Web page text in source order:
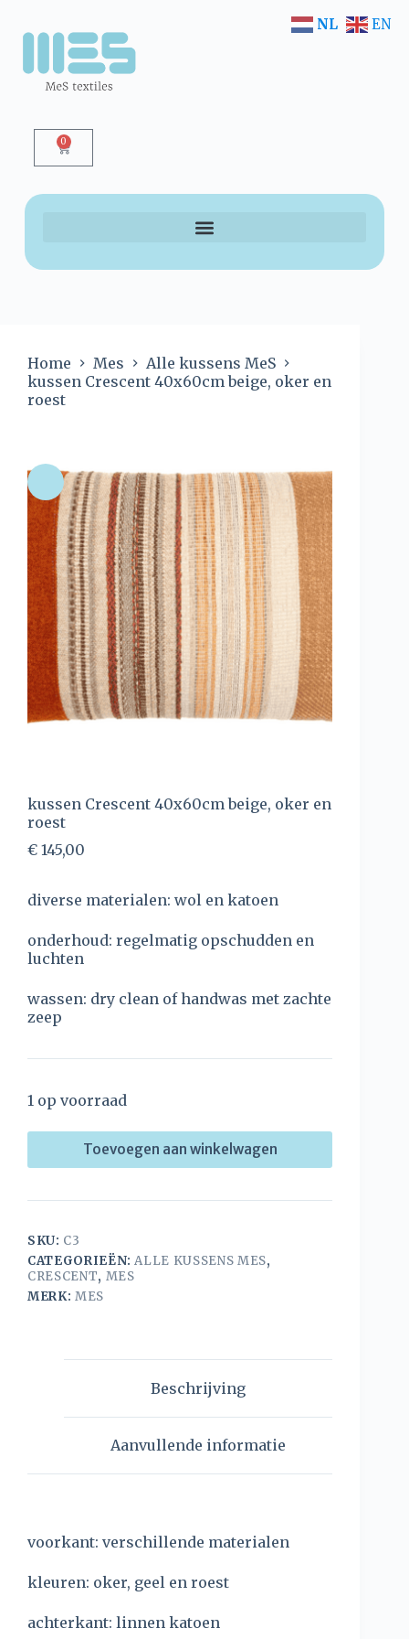
0
Home Mes
Alle kussens MeS
kussen Crescent 40x60cm beige, oker en
roest
kussen Crescent 40x60cm beige, oker en
roest
€ 145,00
diverse materialen: wol en katoen
onderhoud: regelmatig opschudden en
luchten
wassen: dry clean of handwas met zachte
zeep
1 op voorraad
Toevoegen aan winkelwagen
SKU: C3
CATEGORIEËN:ALLE KUSSENS MES,
CRESCENT, MES
MERK: MES
Beschrijving
Aanvullende informatie
voorkant: verschillende materialen
kleuren: oker, geel en roest
achterkant: linnen katoen
NL EN